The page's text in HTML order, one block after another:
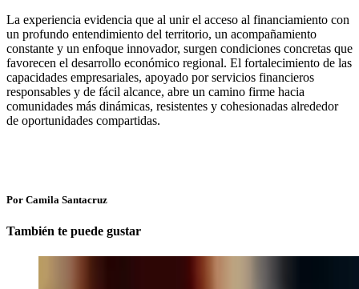
La experiencia evidencia que al unir el acceso al financiamiento con
un profundo entendimiento del territorio, un acompañamiento
constante y un enfoque innovador, surgen condiciones concretas que
favorecen el desarrollo económico regional. El fortalecimiento de las
capacidades empresariales, apoyado por servicios financieros
responsables y de fácil alcance, abre un camino firme hacia
comunidades más dinámicas, resistentes y cohesionadas alrededor
de oportunidades compartidas.
Por Camila Santacruz
También te puede gustar